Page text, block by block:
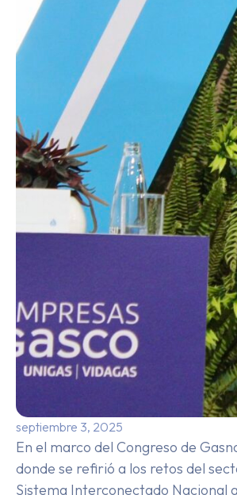
septiembre 3, 2025
En el marco del Congreso de
donde se refirió a los retos del
Sistema Interconectado Nacional